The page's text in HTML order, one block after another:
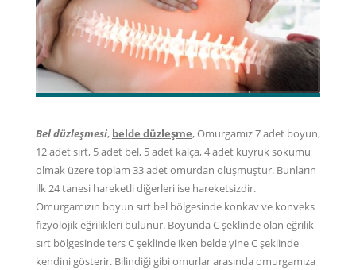
Bel düzleşmesi, belde düzleşme, Omurgamız 7 adet boyun,
12 adet sırt, 5 adet bel, 5 adet kalça, 4 adet kuyruk sokumu
olmak üzere toplam 33 adet omurdan oluşmuştur. Bunların
ilk 24 tanesi hareketli diğerleri ise hareketsizdir.
Omurgamızın boyun sırt bel bölgesinde konkav ve konveks
fizyolojik eğrilikleri bulunur. Boyunda C şeklinde olan eğrilik
sırt bölgesinde ters C şeklinde iken belde yine C şeklinde
kendini gösterir. Bilindiği gibi omurlar arasında omurgamıza